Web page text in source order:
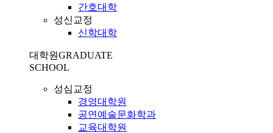
간호대학
성신교정
신학대학
대학원GRADUATE
SCHOOL
성심교정
경영대학원
공연예술문화학과
교육대학원